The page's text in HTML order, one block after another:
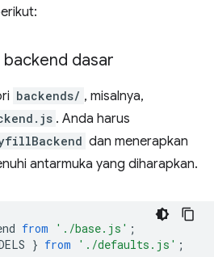
dasar
backends/ , misalnya,
. Anda harus
dan menerapkan
antarmuka yang diharapkan.
from './base.js' ;
} from './defaults.js' ;